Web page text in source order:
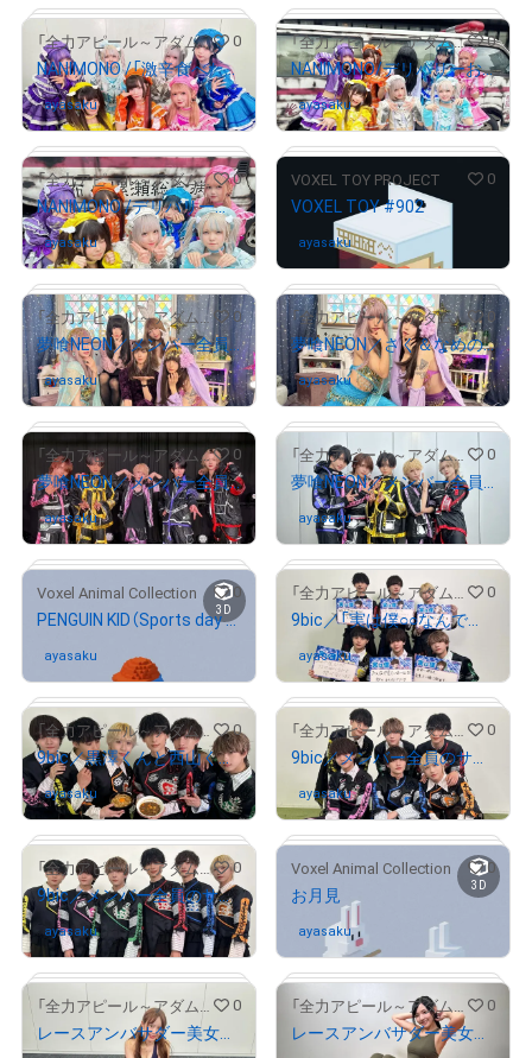
# 1589/2000 # 1212/2000
# 1530/2000
「全力アピール～アダムシアター～」NFTストア 0
NANIMONO /「激辛食べた人当てクイズ」に挑戦したメンバー全員のサイン入り写真
ayasakuさんが保有中
「全力アピール～アダムシアター～」NFTストア 0
NANIMONO/デリバリーお化け屋敷「絶叫救急車」体験後のメンバー全員のサイン入り写真②
ayasakuさんが保有中
# 115/2000
「全力アピール～アダムシアター～」NFTストア 0
NANIMONO /デリバリーお化け屋敷「絶叫救急車」体験後のメンバー全員のサイン入り写真①
ayasakuさんが保有中
# 59/333
VOXEL TOY PROJECT 0
VOXEL TOY #902
ayasakuさんが保有中
# 1469/2000
「全力アピール～アダムシアター～」NFTストア 0
夢喰NEON／メンバー全員のサイン入り“女装”写真
ayasakuさんが保有中
「全力アピール～アダムシアター～」NFTストア 0
夢喰NEON／さく＆なめのサイン入り“女装”写真
ayasaku さんが保有中
# 1105/2000
「全力アピール～アダムシアター～」NFTストア 0
夢喰NEON／メンバー全員のサイン入り写真②
ayasakuさんが保有中
「全力アピール～アダムシアター～」NFTストア 0
夢喰NEON／メンバー全員のサイン入り写真①
ayasakuさんが保有中
# 50/100
3D
Voxel Animal Collection 0
PENGUIN KID（Sports day style）
ayasaku さんが保有中
# 1608/2000
「全力アピール～アダムシアター～」NFTストア 0
9bic／「実は僕○○なんです」を紹介したメンバー全員のサイン入り写真
ayasakuさんが保有中
# 1549/2000
「全力アピール～アダムシアター～」NFTストア 0
9bic／黒澤くんと西山くんがオススメ料理を紹介！メンバー全員のサイン入り写真
ayasaku さんが保有中
# 1813/2000
「全力アピール～アダムシアター～」NFTストア 0
9bic／メンバー全員のサイン入り写真②
ayasakuさんが保有中
# 184/2000
「全力アピール～アダムシアター～」NFTストア 0
9bic／メンバー全員のサイン入り写真①
ayasakuさんが保有中
3D
Voxel Animal Collection 0
お月見
ayasakuさんが保有中
「全力アピール～アダムシアター～」NFTストア 0
レースアンバサダー美女を厳選紹介！/平野由佳
「全力アピール～アダムシアター～」NFTストア 0
レースアンバサダー美女を厳選紹介！/水城かおり